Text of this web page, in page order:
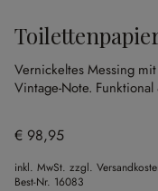
Vernickeltes Messing
Vintage-Note.
€ 98,95
inkl. MwSt. zzgl.
Best-Nr. 16083